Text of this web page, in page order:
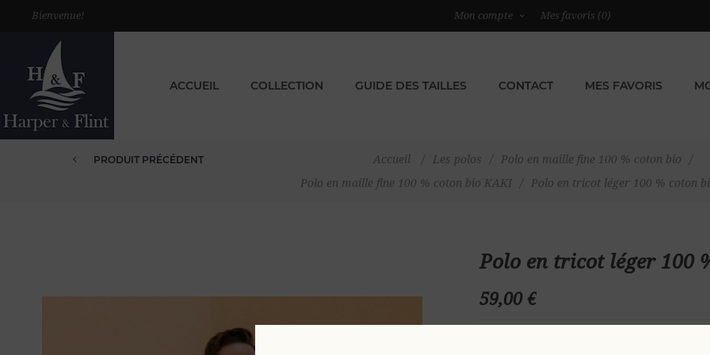
Bienvenue! Mon compte Mes favoris (0)
ACCUEIL COLLECTION GUIDE DES TAILLES CONTACT MES FAVORIS
Accueil / Les polos / Polo en maille fine 100 % coton bio
/
Polo en maille fine 100 % coton bio KAKI
/ Polo en tricot léger 100 % coton
PRODUIT PRÉCÉDENT
Polo en tricot léger 100
59,00 €